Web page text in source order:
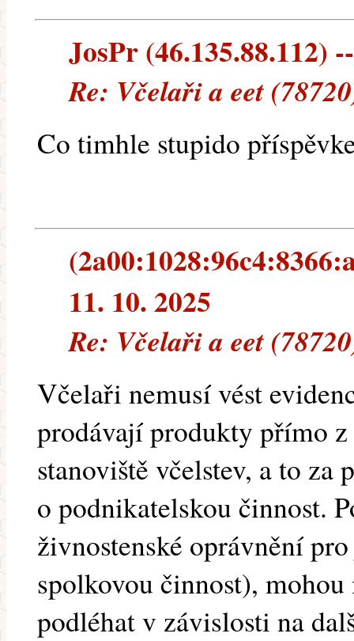
JosPr (46.135.88.112)
Re: Včelaři a eet
Co timhle stupido
11. 10. 2025
Re: Včelaři a eet
Včelaři nemusí vést
prodávají produkty přímo z
stanoviště včelstev, a to za
o podnikatelskou činnost.
živnostenské oprávnění
spolkovou činnost),
podléhat v závislosti na